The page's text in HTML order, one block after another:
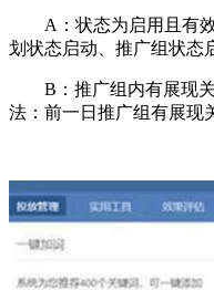
A：状态为启用且有
划状态启动、推广组状态
B：推广组内有展现
法：前一日推广组有展现